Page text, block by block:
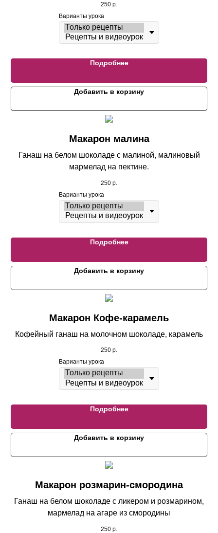
250 р.
Варианты урока
Подробнее
Добавить в корзину
Макарон малина
Ганаш на белом шоколаде с малиной, малиновый
мармелад на пектине.
250 р.
Варианты урока
Подробнее
Добавить в корзину
Макарон Кофе-карамель
Кофейный ганаш на молочном шоколаде, карамель
250 р.
Варианты урока
Подробнее
Добавить в корзину
Макарон розмарин-смородина
Ганаш на белом шоколаде с ликером и розмарином,
мармелад на агаре из смородины
250 р.